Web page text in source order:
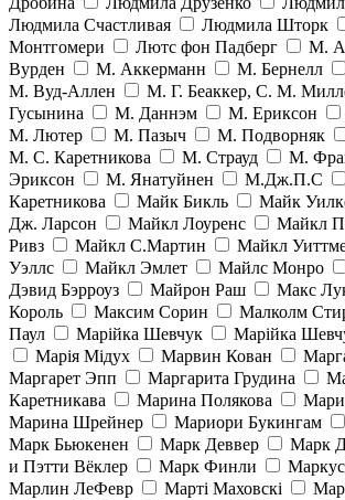
Людмила Счастливая
Людмила Шторк
Монтгомери
Лютс фон Падберг
М.
Вурден
М. Аккерманн М. Бернелл
М. Вуд-Аллен
М. Г. Беаккер, С. М.
Гусынина
М. Даннэм М. Ериксон
М. Лютер
М. Пазыч М. Подворняк
М. С. Каретникова
М. Страуд М.
Эриксон
М. Янатуйнен М.Дж.П.С
Каретникова
Майк Бикль Майк
Дж. Ларсон
Майкл Лоуренс Майкл
Ривз
Майкл С.Мартин Майкл
Уэллс
Майкл Эмлет Майлс Монро
Дэвид Бэрроуз
Майрон Раш Макс
Король
Максим Сорин Малколм
Паул
Марійка Шевчук Марійка
Марія Мідух
Марвин Кован
Маргарет Эпп
Маргарита Грудина
Каретникава
Марина Полякова
Марина Шрейнер
Мариори Букингам
Марк Бьюкенен
Марк Деввер Марк
и Пэтти Вёклер
Марк Финли
Марлин ЛеФевр
Марті Маховскі